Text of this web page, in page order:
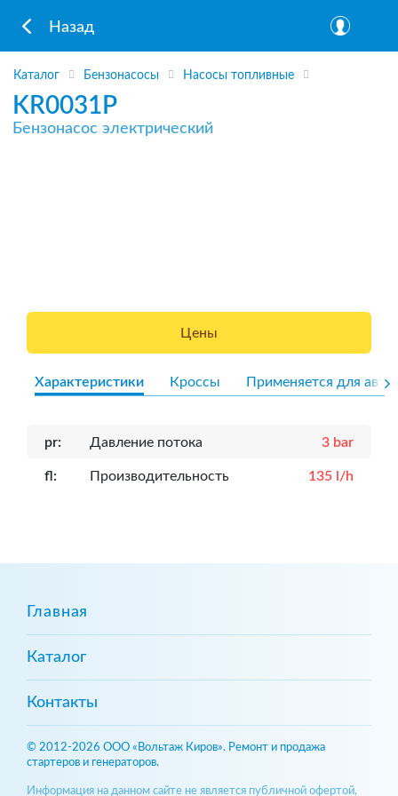
Назад
Каталог Бензонасосы Насосы топливные
KR0031P
Бензонасос электрический
Цены
Характеристики Кроссы Применяется для авто
pr: Давление потока 3 bar
fl: Производительность 135 l/h
Главная
Каталог
Контакты
© 2012-2026 ООО «Вольтаж Киров». Ремонт и продажа
стартеров и генераторов.
Информация на данном сайте не является публичной офертой,